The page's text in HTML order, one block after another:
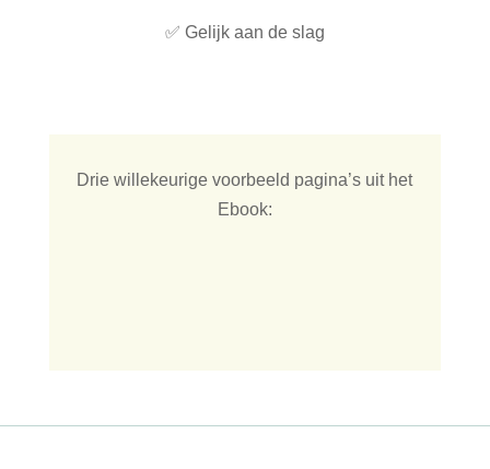
✅ Gelijk aan de slag
Drie willekeurige voorbeeld pagina’s uit het
Ebook: